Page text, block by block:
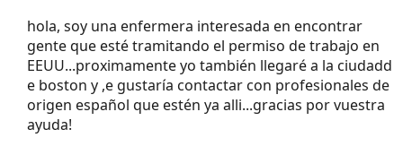
hola, soy una enfermera interesada en encontrar
gente que esté tramitando el permiso de trabajo en
EEUU...proximamente yo también llegaré a la ciudadd
e boston y ,e gustaría contactar con profesionales de
origen español que estén ya alli...gracias por vuestra
ayuda!